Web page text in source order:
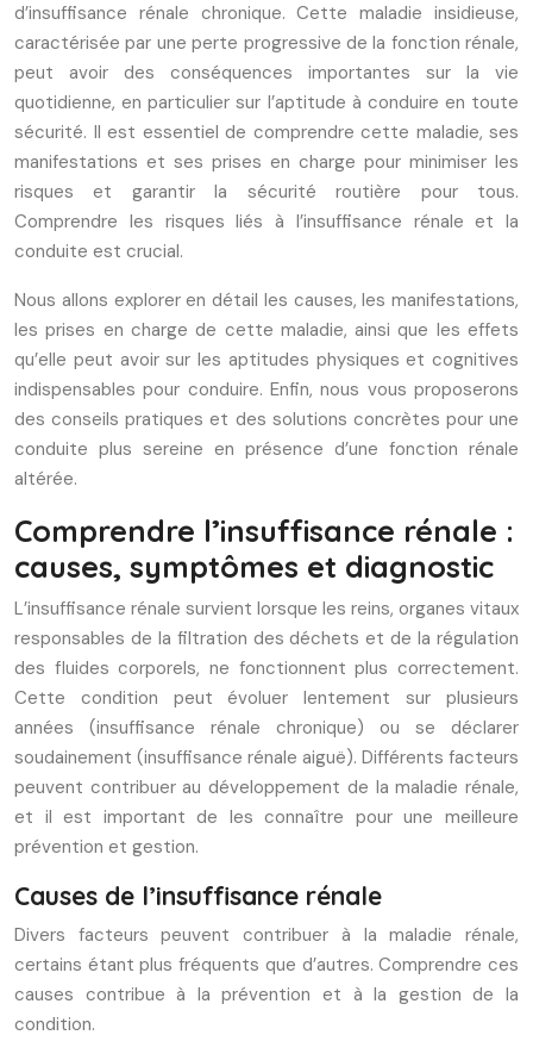
d’insuffisance rénale chronique. Cette maladie insidieuse,
caractérisée par une perte progressive de la fonction rénale,
peut avoir des conséquences importantes sur la vie
quotidienne, en particulier sur l’aptitude à conduire en toute
sécurité. Il est essentiel de comprendre cette maladie, ses
manifestations et ses prises en charge pour minimiser les
risques et garantir la sécurité routière pour tous.
Comprendre les risques liés à l’insuffisance rénale et la
conduite est crucial.
Nous allons explorer en détail les causes, les manifestations,
les prises en charge de cette maladie, ainsi que les effets
qu’elle peut avoir sur les aptitudes physiques et cognitives
indispensables pour conduire. Enfin, nous vous proposerons
des conseils pratiques et des solutions concrètes pour une
conduite plus sereine en présence d’une fonction rénale
altérée.
Comprendre l’insuffisance rénale :
causes, symptômes et diagnostic
L’insuffisance rénale survient lorsque les reins, organes vitaux
responsables de la filtration des déchets et de la régulation
des fluides corporels, ne fonctionnent plus correctement.
Cette condition peut évoluer lentement sur plusieurs
années (insuffisance rénale chronique) ou se déclarer
soudainement (insuffisance rénale aiguë). Différents facteurs
peuvent contribuer au développement de la maladie rénale,
et il est important de les connaître pour une meilleure
prévention et gestion.
Causes de l’insuffisance rénale
Divers facteurs peuvent contribuer à la maladie rénale,
certains étant plus fréquents que d’autres. Comprendre ces
causes contribue à la prévention et à la gestion de la
condition.